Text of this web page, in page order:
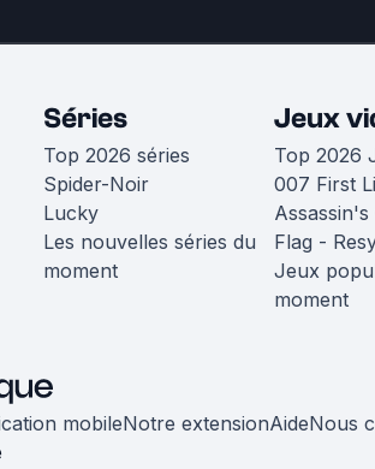
Séries
Top 2026 séries
Spider-Noir
Lucky
Les nouvelles séries du
moment
Jeux
Top 2026
007 First
Flag -
Jeux
moment
mobileNotre extensionAideNous